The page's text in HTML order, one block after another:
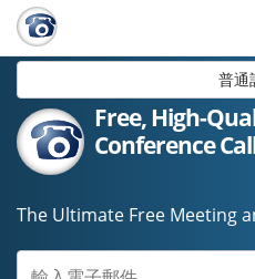
普通
Free, High-
Conference
The Ultimate Free Meeting